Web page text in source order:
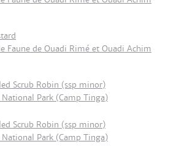
Faune de Ouadi Rimé et Ouadi Achim
Scrub Robin (ssp minor)
Park (Camp Tinga)
Scrub Robin (ssp minor)
Park (Camp Tinga)